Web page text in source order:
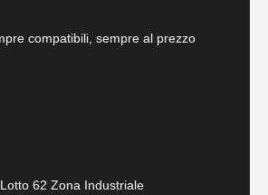
compatibili, sempre al prezzo
62 Zona Industriale